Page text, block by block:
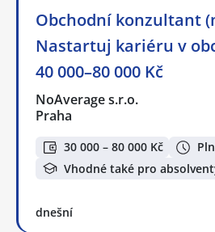
Obchodní konzultant
Nastartuj kariéru v
40 000–80 000 Kč
NoAverage s.r.o.
Praha
30 000 – 80 000 Kč
Vhodné také pro
dnešní